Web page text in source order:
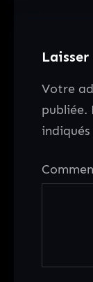
Votre
publiée.